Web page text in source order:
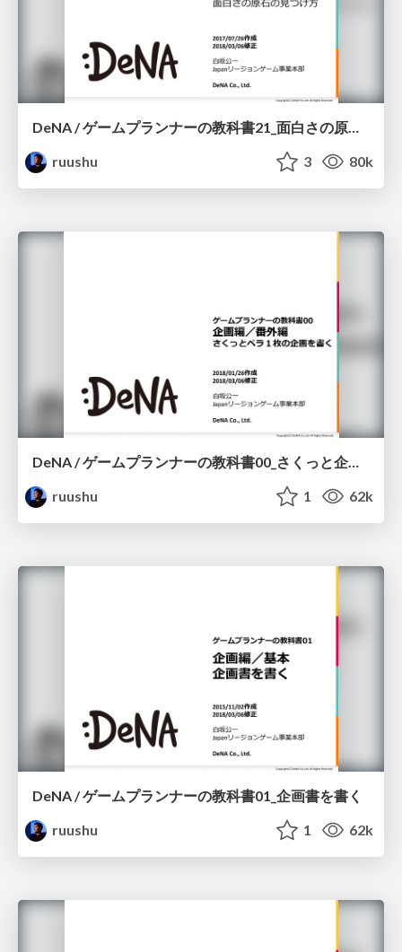
DeNA / ゲームプランナーの教科書21_面白さの原石の見つけ方
ruushu
3 80k
ruushu
1 62k
DeNA / ゲームプランナーの教科書01_企画書を書く
ruushu
1 62k